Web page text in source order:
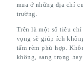
mua ở những địa chỉ
trường.
Trên là một số tiêu
vọng sẽ giúp ích
tấm rèm phù hợp.
không, sang trọng